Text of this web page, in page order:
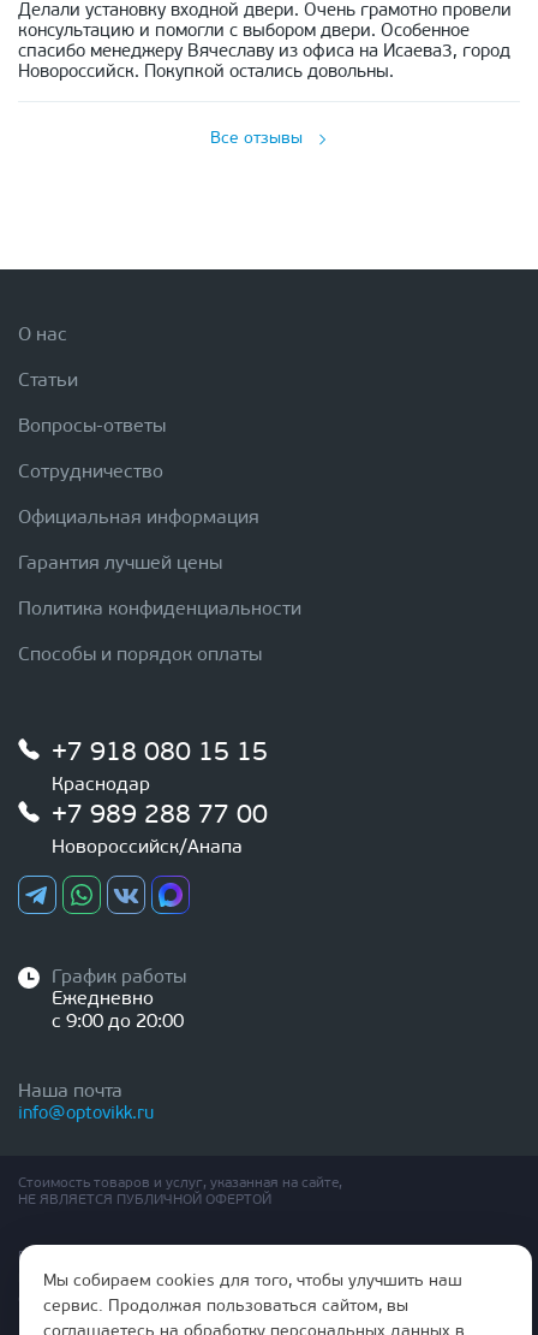
Делали установку входной двери. Очень грамотно провели
консультацию и помогли с выбором двери. Особенное
спасибо менеджеру Вячеславу из офиса на Исаева3, город
Новороссийск. Покупкой остались довольны.
Все отзывы
О нас
Статьи
Вопросы-ответы
Сотрудничество
Официальная информация
Гарантия лучшей цены
Политика конфиденциальности
Способы и порядок оплаты
+7 918 080 15 15
Краснодар
+7 989 288 77 00
Новороссийск/Анапа
График работы
Ежедневно
с 9:00 до 20:00
Наша почта
info@optovikk.ru
Стоимость товаров и услуг, указанная на сайте,
НЕ ЯВЛЯЕТСЯ ПУБЛИЧНОЙ ОФЕРТОЙ
Правила эксплутации входных и межкомнатных дверей
Политика обработки персональных данных
Согласие на обработку персональных данных
Мы собираем cookies для того, чтобы улучшить наш
сервис. Продолжая пользоваться сайтом, вы
соглашаетесь на обработку персональных данных в